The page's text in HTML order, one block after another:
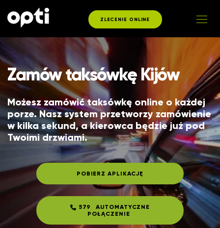
ZLECENIE ONLINE
Zamów taksówkę Kijów
Możesz zamówić taksówkę online o każdej
porze. Nasz system przetworzy zamówienie
w kilka sekund, a kierowca będzie już pod
Twoimi drzwiami.
POBIERZ APLIKACJĘ
579
AUTOMATYCZNE
POŁĄCZENIE